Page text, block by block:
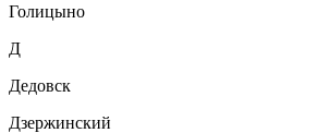
Голицыно
Д
Дедовск
Дзержинский